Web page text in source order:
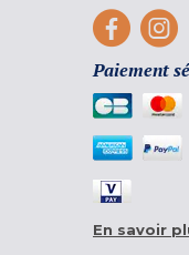
Paiement
En savoir